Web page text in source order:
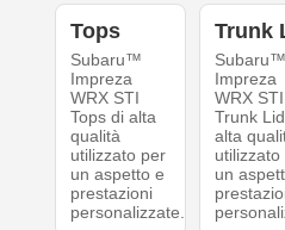
Tops
Subaru™
Impreza
WRX STI
Tops di alta
qualità
utilizzato per
un aspetto e
prestazioni
personalizzate.
Trunk
Subaru™
Impreza
WRX STI
Trunk
alta
utilizzato
un